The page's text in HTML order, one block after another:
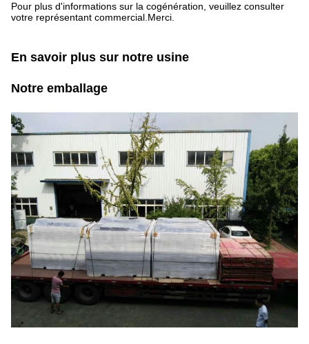
Pour plus d'informations sur la cogénération, veuillez consulter
votre représentant commercial.Merci.
En savoir plus sur notre usine
Notre emballage